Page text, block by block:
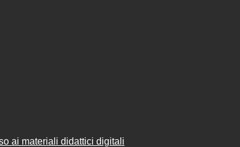
ai materiali didattici digitali